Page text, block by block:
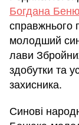
Богдана
справжнього
молодший
лави
здобутки та
захисника.
Синові